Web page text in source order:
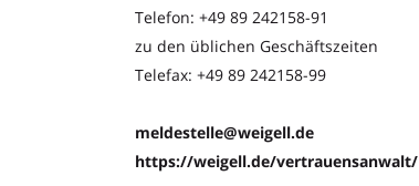
Telefon: +49 89 242158-91
zu den üblichen Geschäftszeiten
Telefax: +49 89 242158-99
meldestelle@weigell.de
https://weigell.de/vertrauensanwalt/